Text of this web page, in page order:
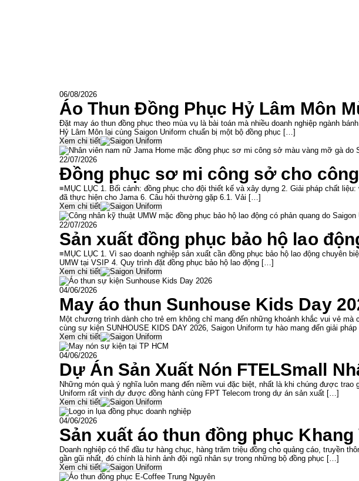
06/08/2026
Áo Thun Đồng Phục Hỷ Lâm Môn
Đặt may áo thun đồng phục theo mùa vụ là bài toán mà nhiều doanh nghiệp ngành
Hỷ Lâm Môn lại cùng Saigon Uniform chuẩn bị một bộ đồng phục […]
Xem chi tiết
22/07/2026
Đồng phục sơ mi công sở cho
≡MỤC LỤC 1. Bối cảnh: đồng phục cho đội thiết kế và xây dựng 2. Giải pháp chất
đã thực hiện cho Jama 6. Câu hỏi thường gặp 6.1. Vải […]
Xem chi tiết
22/07/2026
Sản xuất đồng phục bảo hộ lao
≡MỤC LỤC 1. Vì sao doanh nghiệp sản xuất cần đồng phục bảo hộ lao động chuyên
UMW tại VSIP 4. Quy trình đặt đồng phục bảo hộ lao động […]
Xem chi tiết
04/06/2026
May áo thun Sunhouse Kids Day
Một chương trình dành cho trẻ em không chỉ mang đến những khoảnh khắc vui vẻ
cùng sự kiện SUNHOUSE KIDS DAY 2026, Saigon Uniform tự hào mang đến giải
Xem chi tiết
04/06/2026
Dự Án Sản Xuất Nón FTELSmall
Những món quà ý nghĩa luôn mang đến niềm vui đặc biệt, nhất là khi chúng được
Uniform rất vinh dự được đồng hành cùng FPT Telecom trong dự án sản xuất […]
Xem chi tiết
04/06/2026
Sản xuất áo thun đồng phục Khang
Doanh nghiệp có thể đầu tư hàng chục, hàng trăm triệu đồng cho quảng cáo, truyền
gần gũi nhất, đó chính là hình ảnh đội ngũ nhân sự trong những bộ đồng phục […]
Xem chi tiết